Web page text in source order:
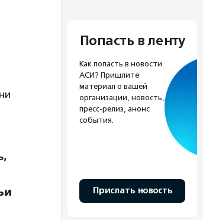
Попасть в ленту
Как попасть в новости
АСИ? Пришлите
материал о вашей
организации, новость,
пресс-релиз, анонс
события.
Прислать новость